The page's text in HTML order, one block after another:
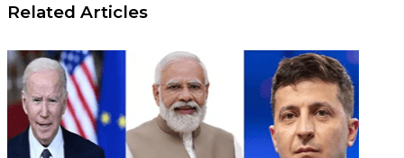
Related Articles